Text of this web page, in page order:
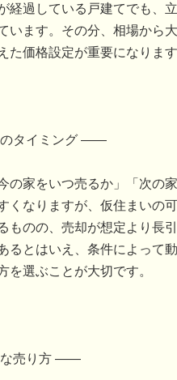
経過している戸建てでも、
います。その分、相場から
価格設定が重要になります
のタイミング ――
の家をいつ売るか」「次の
なりますが、仮住まいの
のの、売却が想定より長
るとはいえ、条件によって
を選ぶことが大切です。
な売り方 ――